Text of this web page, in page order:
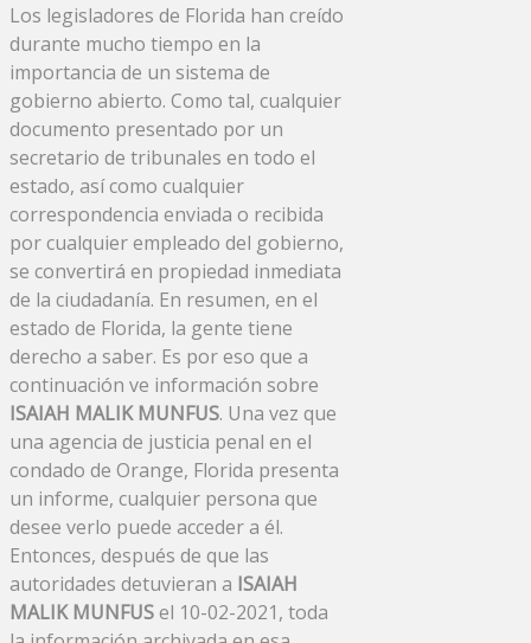
Los legisladores de Florida han creído
durante mucho tiempo en la
importancia de un sistema de
gobierno abierto. Como tal, cualquier
documento presentado por un
secretario de tribunales en todo el
estado, así como cualquier
correspondencia enviada o recibida
por cualquier empleado del gobierno,
se convertirá en propiedad inmediata
de la ciudadanía. En resumen, en el
estado de Florida, la gente tiene
derecho a saber. Es por eso que a
continuación ve información sobre
ISAIAH MALIK MUNFUS. Una vez que
una agencia de justicia penal en el
condado de Orange, Florida presenta
un informe, cualquier persona que
desee verlo puede acceder a él.
Entonces, después de que las
autoridades detuvieran a ISAIAH
MALIK MUNFUSel 10-02-2021, toda